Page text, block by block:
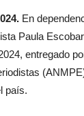
En
Paula
entregado
país.